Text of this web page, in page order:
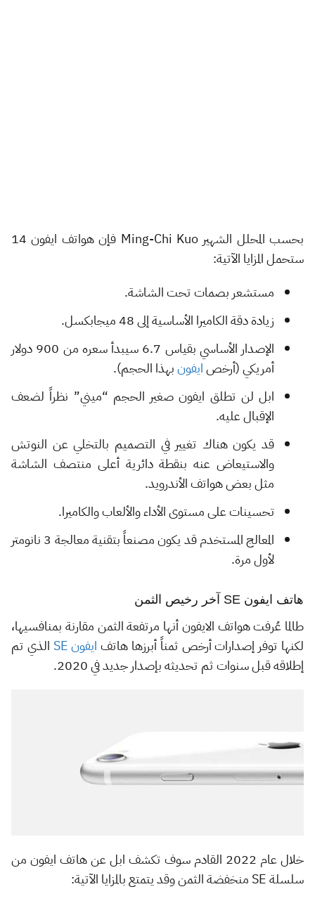
بحسب المحلل الشهير Ming-Chi Kuo فإن هواتف ايفون 14
ستحمل المزايا الآتية:
مستشعر بصمات تحت الشاشة.
زيادة دقة الكاميرا الأساسية إلى 48 ميجابكسل.
الإصدار الأساسي بقياس 6.7 سيبدأ سعره من 900 دولار
أمريكي (أرخصايفونبهذا الحجم).
ابل لن تطلق ايفون صغير الحجم “ميني” نظراً لضعف
الإقبال عليه.
قد يكون هناك تغيير في التصميم بالتخلي عن النوتش
والاستيعاض عنه بنقطة دائرية أعلى منتصف الشاشة
مثل بعض هواتف الأندرويد.
تحسينات على مستوى الأداء والألعاب والكاميرا.
المعالج المستخدم قد يكون مصنعاً بتقنية معالجة 3 نانومتر
لأول مرة.
هاتف ايفون SE آخر رخيص الثمن
طالما عُرفت هواتف الايفون أنها مرتفعة الثمن مقارنة بمنافسيها،
لكنها توفر إصدارات أرخص ثمناً أبرزها هاتف ايفون SE
الذي تم
إطلاقه قبل سنوات ثم تحديثه بإصدار جديد في 2020.
خلال عام 2022 القادم سوف تكشف ابل عن هاتف ايفون من
سلسلة SE منخفضة الثمن وقد يتمتع بالمزايا الآتية: